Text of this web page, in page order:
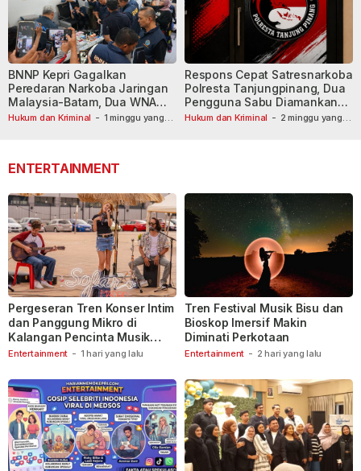
Hukum dan Kriminal - 1 minggu yang
BNNP Kepri Gagalkan
Peredaran Narkoba Jaringan
Malaysia-Batam, Dua WNA
Masih Diburu
Hukum dan Kriminal - 2 minggu yang
Respons Cepat Satresnarkoba
Polresta Tanjungpinang, Dua
Pengguna Sabu Diamankan
Usai Dilaporkan ke Call Center
ENTERTAINMENT
Entertainment - 1 hari yang lalu
Pergeseran Tren Konser Intim
dan Panggung Mikro di
Kalangan Pencinta Musik
Indonesia
Entertainment - 2 hari yang lalu
Tren Festival Musik Bisu dan
Bioskop Imersif Makin
Diminati Perkotaan